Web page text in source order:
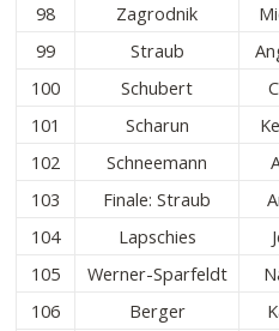
98
Zagrodnik
99
Straub
100
Schubert
101
Scharun
102
Schneemann
103
Finale: Straub
104
Lapschies
105
Werner-Sparfeldt
106
Berger